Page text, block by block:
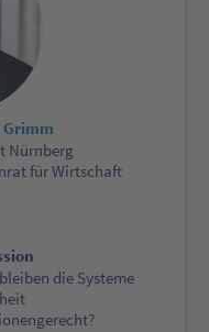
Nürnberg
für Wirtschaft
die Systeme